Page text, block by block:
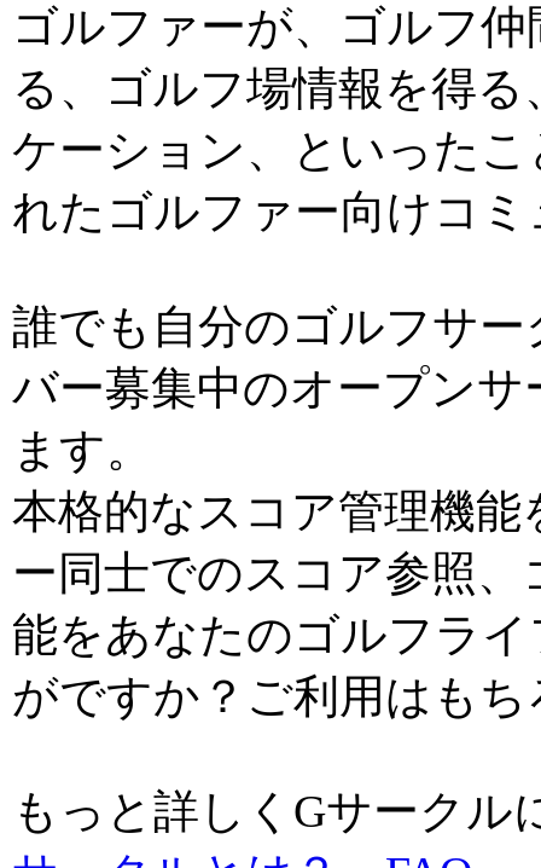
ゴルファーが、ゴルフ
る、ゴルフ場情報を得
ケーション、といった
れたゴルファー向けコ
誰でも自分のゴルフサ
バー募集中のオープン
ます。
本格的なスコア管理機
ー同士でのスコア参照
能をあなたのゴルフラ
がですか？ご利用はも
もっと詳しくGサーク